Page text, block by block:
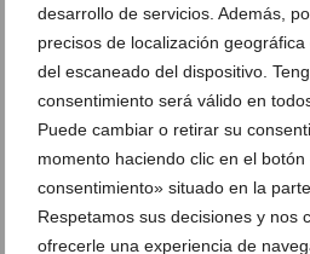
desarrollo de servicios. Además,
precisos de localización
del escaneado del dispositivo.
consentimiento será válido en
Puede cambiar o retirar su
momento haciendo clic en el
consentimiento» situado en la
Respetamos sus decisiones y nos
ofrecerle una experiencia de
Ver promociones
Ver sorteos